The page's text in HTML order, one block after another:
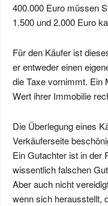
400.000 Euro müssen
1.500 und 2.000 Euro
Für den Käufer ist
er entweder einen
die Taxe vornimmt. Ein
Wert ihrer Immobilie
Die Überlegung eines
Verkäuferseite
Ein Gutachter ist in der
wissentlich falschen
Aber auch nicht
wenn sich herausstellt,